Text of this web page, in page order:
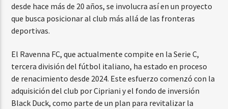
desde hace más de 20 años, se involucra así en un proyecto
que busca posicionar al club más allá de las fronteras
deportivas.
El Ravenna FC, que actualmente compite en la Serie C,
tercera división del fútbol italiano, ha estado en proceso
de renacimiento desde 2024. Este esfuerzo comenzó con la
adquisición del club por Cipriani y el fondo de inversión
Black Duck, como parte de un plan para revitalizar la